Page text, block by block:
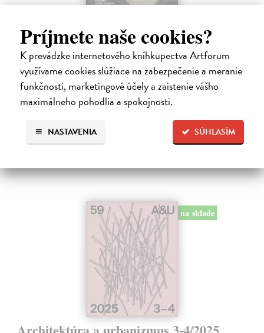
Príjmete naše cookies?
K prevádzke internetového kníhkupectva Artforum
využívame cookies slúžiace na zabezpečenie a meranie
funkčnosti, marketingové účely a zaistenie vášho
maximálneho pohodlia a spokojnosti.
SÚHLASÍM
NASTAVENIA
Romboid 1/2026
kolektív autorov
Periodikum je určené predovšetkým literátom, prekladateľom,
kritikom a záujemcom o súčasnú slovenskú literatúru a umenie.
Vychádza v modernej edícii šesťkrát ročne, pričom v každom čísle
publikuje súčasnú…
Zasielame do 14 dní
5,00 €
na sklade